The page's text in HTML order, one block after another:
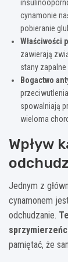
cynamonie
pobieranie
Właściwości
zawierają
stany
Bogactwo
spowalniają
wieloma
Wpływ
Jednym z
cynamonem
odchudzanie.
pamiętać, że